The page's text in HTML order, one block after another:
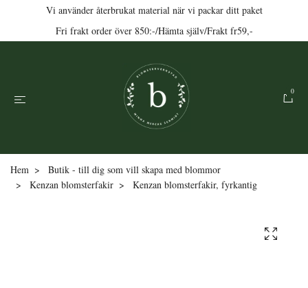
Vi använder återbrukat material när vi packar ditt paket
Fri frakt order över 850:-/Hämta själv/Frakt fr59,-
0
Hem
Butik - till dig som vill skapa med blommor
Kenzan blomsterfakir
Kenzan blomsterfakir, fyrkantig